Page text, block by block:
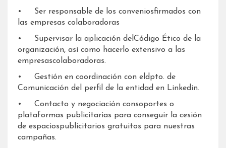
• Ser responsable de los conveniosfirmados con
las empresas colaboradoras
• Supervisar la aplicación delCódigo Ético de la
organización, así como hacerlo extensivo a las
empresascolaboradoras.
• Gestión en coordinación con eldpto. de
Comunicación del perfil de la entidad en Linkedin.
• Contacto y negociación consoportes o
plataformas publicitarias para conseguir la cesión
de espaciospublicitarios gratuitos para nuestras
campañas.